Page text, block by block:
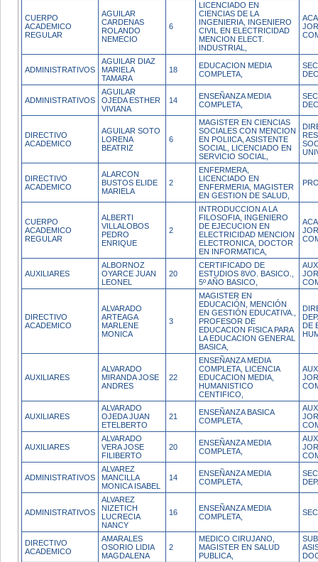
CUERPO
ACADEMICO
REGULAR
AGUILAR
CARDENAS
ROLANDO
NEMECIO
6
LICENCIADO EN
CIENCIAS DE LA
INGENIERIA, INGENIERO
CIVIL EN ELECTRICIDAD
MENCION ELECT.
INDUSTRIAL,
ADMINISTRATIVOS
AGUILAR DIAZ
MARIELA
TAMARA
18
EDUCACION MEDIA
COMPLETA,
ADMINISTRATIVOS
AGUILAR
OJEDA ESTHER
VIVIANA
14
ENSEÑANZA MEDIA
COMPLETA,
DIRECTIVO
ACADEMICO
AGUILAR SOTO
LORENA
BEATRIZ
6
MAGISTER EN CIENCIAS
SOCIALES CON MENCION
EN POLIICA, ASISTENTE
SOCIAL, LICENCIADO EN
SERVICIO SOCIAL,
DIRECTIVO
ACADEMICO
ALARCON
BUSTOS ELIDE
MARIELA
2
ENFERMERA,
LICENCIADO EN
ENFERMERIA, MAGISTER
EN GESTION DE SALUD,
CUERPO
ACADEMICO
REGULAR
ALBERTI
VILLALOBOS
PEDRO
ENRIQUE
2
INTRODUCCION A LA
FILOSOFIA, INGENIERO
DE EJECUCION EN
ELECTRICIDAD MENCION
ELECTRONICA, DOCTOR
EN INFORMATICA,
AUXILIARES
ALBORNOZ
OYARCE JUAN
LEONEL
20
CERTIFICADO DE
ESTUDIOS 8VO. BASICO.,
5º AÑO BASICO,
DIRECTIVO
ACADEMICO
ALVARADO
ARTEAGA
MARLENE
MONICA
3
MAGISTER EN
EDUCACIÓN, MENCIÓN
EN GESTIÓN EDUCATIVA.,
PROFESOR DE
EDUCACION FISICA PARA
LA EDUCACION GENERAL
BASICA,
DE
AUXILIARES
ALVARADO
MIRANDA JOSE
ANDRES
22
ENSEÑANZA MEDIA
COMPLETA, LICENCIA
EDUCACION MEDIA,
HUMANISTICO
CENTIFICO,
AUXILIARES
ALVARADO
OJEDA JUAN
ETELBERTO
21
ENSEÑANZA BASICA
COMPLETA,
AUXILIARES
ALVARADO
VERA JOSE
FILIBERTO
20
ENSEÑANZA MEDIA
COMPLETA,
ADMINISTRATIVOS
ALVAREZ
MANCILLA
MONICA ISABEL
14
ENSEÑANZA MEDIA
COMPLETA,
ADMINISTRATIVOS
ALVAREZ
NIZETICH
LUCRECIA
NANCY
16
ENSEÑANZA MEDIA
COMPLETA,
DIRECTIVO
ACADEMICO
AMARALES
OSORIO LIDIA
MAGDALENA
2
MEDICO CIRUJANO,
MAGISTER EN SALUD
PUBLICA,